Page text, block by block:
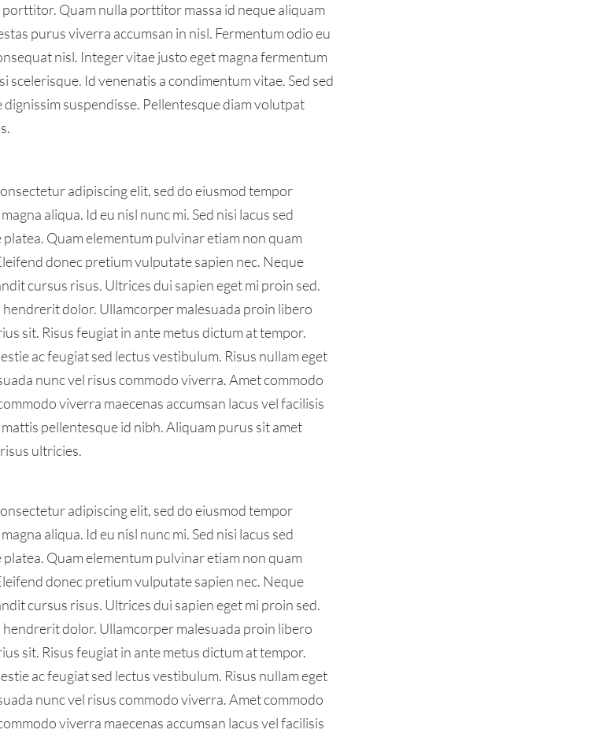
Quam nulla porttitor massa id neque aliquam
purus viverra accumsan in nisl. Fermentum odio eu
nisl. Integer vitae justo eget magna fermentum
scelerisque. Id venenatis a condimentum vitae. Sed sed
suspendisse. Pellentesque diam volutpat
adipiscing elit, sed do eiusmod tempor
aliqua. Id eu nisl nunc mi. Sed nisi lacus sed
Quam elementum pulvinar etiam non quam
donec pretium vulputate sapien nec. Neque
cursus risus. Ultrices dui sapien eget mi proin sed.
hendrerit dolor. Ullamcorper malesuada proin libero
sit. Risus feugiat in ante metus dictum at tempor.
ac feugiat sed lectus vestibulum. Risus nullam eget
nunc vel risus commodo viverra. Amet commodo
viverra maecenas accumsan lacus vel facilisis
pellentesque id nibh. Aliquam purus sit amet
ultricies.
adipiscing elit, sed do eiusmod tempor
aliqua. Id eu nisl nunc mi. Sed nisi lacus sed
Quam elementum pulvinar etiam non quam
donec pretium vulputate sapien nec. Neque
cursus risus. Ultrices dui sapien eget mi proin sed.
hendrerit dolor. Ullamcorper malesuada proin libero
sit. Risus feugiat in ante metus dictum at tempor.
ac feugiat sed lectus vestibulum. Risus nullam eget
nunc vel risus commodo viverra. Amet commodo
viverra maecenas accumsan lacus vel facilisis